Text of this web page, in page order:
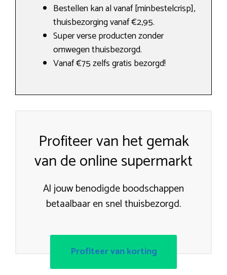
Bestellen kan al vanaf [minbestelcrisp],
thuisbezorging vanaf €2,95.
Super verse producten zonder
omwegen thuisbezorgd.
Vanaf €75 zelfs gratis bezorgd!
Profiteer van het gemak
van de online supermarkt
Al jouw benodigde boodschappen
betaalbaar en snel thuisbezorgd.
Profiteer van korting